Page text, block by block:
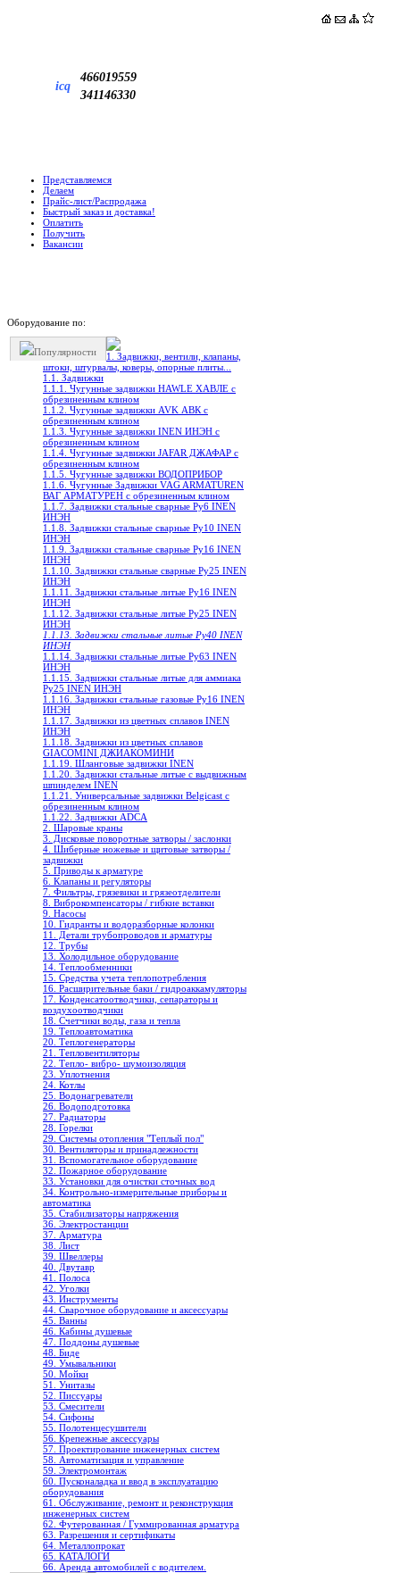
icq
466019559
341146330
Представляемся
Делаем
Прайс-лист/Распродажа
Быстрый заказ и доставка!
Оплатить
Получить
Вакансии
Оборудование по:
Популярности
1. Задвижки, вентили, клапаны,
штоки, штурвалы, коверы, опорные плиты...
1.1. Задвижки
1.1.1. Чугунные задвижки HAWLE ХАВЛЕ с
обрезиненным клином
1.1.2. Чугунные задвижки AVK АВК с
обрезиненным клином
1.1.3. Чугунные задвижки INEN ИНЭН c
обрезиненным клином
1.1.4. Чугунные задвижки JAFAR ДЖАФАР с
обрезиненным клином
1.1.5. Чугунные задвижки ВОДОПРИБОР
1.1.6. Чугунные Задвижки VAG ARMATUREN
ВАГ АРМАТУРЕН с обрезиненным клином
1.1.7. Задвижки стальные сварные Ру6 INEN
ИНЭН
1.1.8. Задвижки стальные сварные Ру10 INEN
ИНЭН
1.1.9. Задвижки стальные сварные Ру16 INEN
ИНЭН
1.1.10. Задвижки стальные сварные Ру25 INEN
ИНЭН
1.1.11. Задвижки стальные литые Ру16 INEN
ИНЭН
1.1.12. Задвижки стальные литые Ру25 INEN
ИНЭН
1.1.13. Задвижки стальные литые Ру40 INEN
ИНЭН
1.1.14. Задвижки стальные литые Ру63 INEN
ИНЭН
1.1.15. Задвижки стальные литые для аммиака
Ру25 INEN ИНЭН
1.1.16. Задвижки стальные газовые Ру16 INEN
ИНЭН
1.1.17. Задвижки из цветных сплавов INEN
ИНЭН
1.1.18. Задвижки из цветных сплавов
GIACOMINI ДЖИАКОМИНИ
1.1.19. Шланговые задвижки INEN
1.1.20. Задвижки стальные литые с выдвижным
шпинделем INEN
1.1.21. Универсальные задвижки Belgicast с
обрезиненным клином
1.1.22. Задвижки ADCA
2. Шаровые краны
3. Дисковые поворотные затворы / заслонки
4. Шиберные ножевые и щитовые затворы /
задвижки
5. Приводы к арматуре
6. Клапаны и регуляторы
7. Фильтры, грязевики и грязеотделители
8. Виброкомпенсаторы / гибкие вставки
9. Насосы
10. Гидранты и водоразборные колонки
11. Детали трубопроводов и арматуры
12. Трубы
13. Холодильное oборудование
14. Теплообменники
15. Средства учета теплопотребления
16. Расширительные баки / гидроаккамуляторы
17. Конденсатоотводчики, сепараторы и
воздухоотводчики
18. Счетчики воды, газа и тепла
19. Теплоавтоматика
20. Теплогенераторы
21. Тепловентиляторы
22. Тепло- вибро- шумоизоляция
23. Уплотнения
24. Котлы
25. Водонагреватели
26. Водоподготовка
27. Радиаторы
28. Горелки
29. Системы отопления "Теплый пол"
30. Вентиляторы и принадлежности
31. Вспомогательное оборудование
32. Пожарное оборудование
33. Установки для очистки сточных вод
34. Контрольно-измерительные приборы и
автоматика
35. Стабилизаторы напряжения
36. Электростанции
37. Арматура
38. Лист
39. Швеллеры
40. Двутавр
41. Полоса
42. Уголки
43. Инструменты
44. Сварочное оборудование и аксессуары
45. Ванны
46. Кабины душевые
47. Поддоны душевые
48. Биде
49. Умывальники
50. Мойки
51. Унитазы
52. Писсуары
53. Смесители
54. Сифоны
55. Полотенцесушители
56. Крепежные аксессуары
57. Проектирование инженерных систем
58. Автоматизация и управление
59. Электромонтаж
60. Пусконаладка и ввод в эксплуатацию
оборудования
61. Обслуживание, ремонт и реконструкция
инженерных систем
62. Футерованная / Гуммированная арматура
63. Разрешения и сертификаты
64. Металлопрокат
65. КАТАЛОГИ
66. Аренда автомобилей с водителем.